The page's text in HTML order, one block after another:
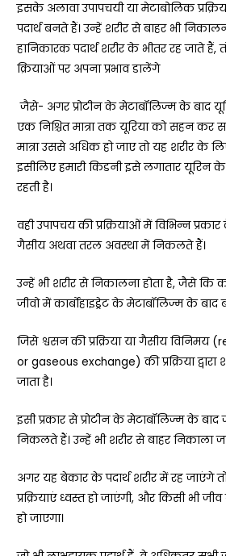
इसके अलावा उपापचयी या मेटाबोलिक
पदार्थ बनते हैं। उन्हें शरीर से बाहर भी
हानिकारक पदार्थ शरीर के भीतर रह जाते हैं,
क्रियाओं पर अपना प्रभाव डालेंगे
जैसे- अगर प्रोटीन के मेटाबॉलिज्म के बाद
एक निश्चित मात्रा तक यूरिया को सहन
मात्रा उससे अधिक हो जाए तो यह शरीर के
इसीलिए हमारी किडनी इसे लगातार यूरिन
रहती है।
वही उपापचय की प्रक्रियाओं में विभिन्न
गैसीय अथवा तरल अवस्था में निकलते हैं।
उन्हें भी शरीर से निकालना होता है, जैसे कि
जीवो में कार्बोहाइड्रेट के मेटाबॉलिज्म के बाद
जिसे श्वसन की प्रक्रिया या गैसीय विनिमय
or gaseous exchange) की प्रक्रिया द्वारा
जाता है।
इसी प्रकार से प्रोटीन के मेटाबॉलिज्म के बाद
निकलते हैं। उन्हें भी शरीर से बाहर निकाला
अगर यह बेकार के पदार्थ शरीर में रह जाएंगे
प्रक्रियाएं ध्वस्त हो जाएंगी, और किसी भी
हो जाएगा।